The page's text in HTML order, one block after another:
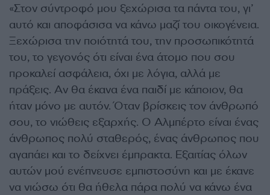
«Στον σύντροφό μου ξεχώρισα τα πάντα του, γι’
αυτό και αποφάσισα να κάνω μαζί του οικογένεια.
Ξεχώρισα την ποιότητά του, την προσωπικότητά
του, το γεγονός ότι είναι ένα άτομο που σου
προκαλεί ασφάλεια, όχι με λόγια, αλλά με
πράξεις. Αν θα έκανα ένα παιδί με κάποιον, θα
ήταν μόνο με αυτόν. Όταν βρίσκεις τον άνθρωπό
σου, το νιώθεις εξαρχής. Ο Αλμπέρτο είναι ένας
άνθρωπος πολύ σταθερός, ένας άνθρωπος που
αγαπάει και το δείχνει έμπρακτα. Εξαιτίας όλων
αυτών μού ενέπνευσε εμπιστοσύνη και με έκανε
να νιώσω ότι θα ήθελα πάρα πολύ να κάνω ένα